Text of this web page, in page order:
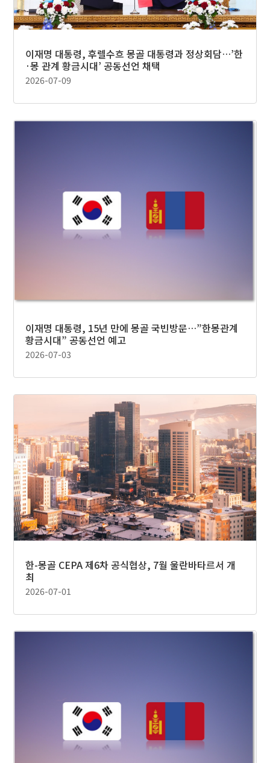
이재명 대통령, 후렐수흐 몽골 대통령과 정상회담…’한
·몽 관계 황금시대’ 공동선언 채택
2026-07-09
이재명 대통령, 15년 만에 몽골 국빈방문…”한몽관계
황금시대” 공동선언 예고
2026-07-03
한-몽골 CEPA 제6차 공식협상, 7월 울란바타르서 개
최
2026-07-01